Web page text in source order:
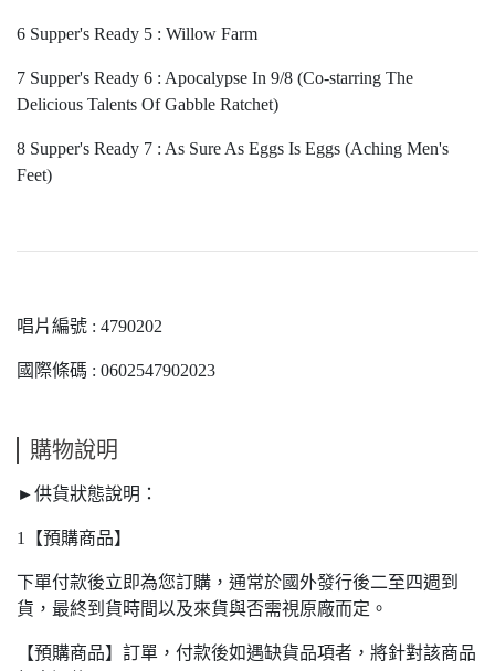
6 Supper's Ready 5 : Willow Farm
7 Supper's Ready 6 : Apocalypse In 9/8 (Co-starring The
Delicious Talents Of Gabble Ratchet)
8 Supper's Ready 7 : As Sure As Eggs Is Eggs (Aching Men's
Feet)
唱片編號 : 4790202
國際條碼 : 0602547902023
購物說明
►供貨狀態說明：
1【預購商品】
下單付款後立即為您訂購，通常於國外發行後二至四週到
貨，最終到貨時間以及來貨與否需視原廠而定。
【預購商品】訂單，付款後如遇缺貨品項者，將針對該商品